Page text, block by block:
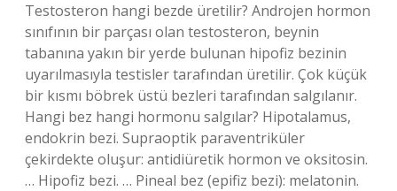
Testosteron hangi bezde üretilir? Androjen hormon
sınıfının bir parçası olan testosteron, beynin
tabanına yakın bir yerde bulunan hipofiz bezinin
uyarılmasıyla testisler tarafından üretilir. Çok küçük
bir kısmı böbrek üstü bezleri tarafından salgılanır.
Hangi bez hangi hormonu salgılar? Hipotalamus,
endokrin bezi. Supraoptik paraventriküler
çekirdekte oluşur: antidiüretik hormon ve oksitosin.
… Hipofiz bezi. … Pineal bez (epifiz bezi): melatonin.